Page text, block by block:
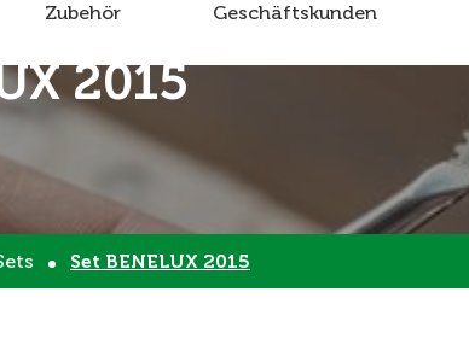
Zubehör Geschäftskunden
2015
Set BENELUX 2015